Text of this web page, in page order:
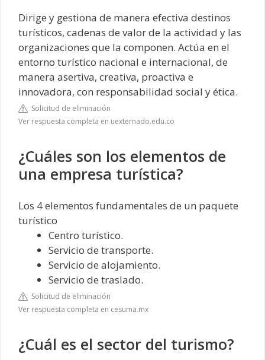
Dirige y gestiona de manera efectiva destinos
turísticos, cadenas de valor de la actividad y las
organizaciones que la componen. Actúa en el
entorno turístico nacional e internacional, de
manera asertiva, creativa, proactiva e
innovadora, con responsabilidad social y ética.
Solicitud de eliminación
Ver respuesta completa en uexternado.edu.co
¿Cuáles son los elementos de
una empresa turística?
Los 4 elementos fundamentales de un paquete
turístico
Centro turístico.
Servicio de transporte.
Servicio de alojamiento.
Servicio de traslado.
Solicitud de eliminación
Ver respuesta completa en cesuma.mx
¿Cuál es el sector del turismo?